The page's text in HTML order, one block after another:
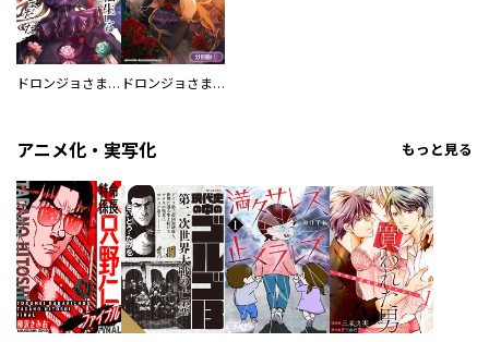
ドロンジョさまは転生しても悪役令嬢のままだった ドロンジョさまは転生しても悪役令嬢のままだった【分冊版】
アニメ化・実写化 もっと見る